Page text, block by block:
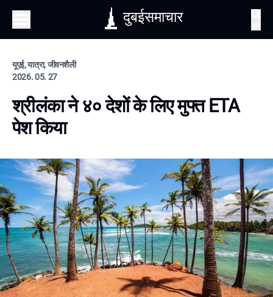
दुबईसमाचार
यूएई, यात्रा, जीवनशैली
2026. 05. 27
श्रीलंका ने ४० देशों के लिए मुफ्त ETA
पेश किया